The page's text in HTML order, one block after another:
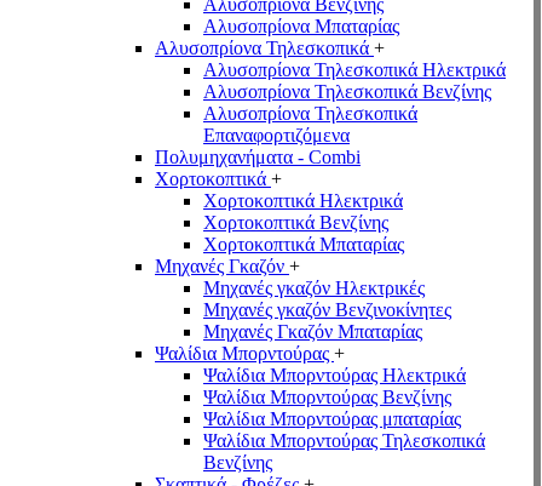
Αλυσοπρίονα Βενζίνης
Αλυσοπρίονα Μπαταρίας
Αλυσοπρίονα Τηλεσκοπικά +
Αλυσοπρίονα Τηλεσκοπικά Ηλεκτρικά
Αλυσοπρίονα Τηλεσκοπικά Βενζίνης
Αλυσοπρίονα Τηλεσκοπικά
Επαναφορτιζόμενα
Πολυμηχανήματα - Combi
Χορτοκοπτικά +
Χορτοκοπτικά Ηλεκτρικά
Χορτοκοπτικά Βενζίνης
Χορτοκοπτικά Μπαταρίας
Μηχανές Γκαζόν +
Μηχανές γκαζόν Ηλεκτρικές
Μηχανές γκαζόν Βενζινοκίνητες
Μηχανές Γκαζόν Μπαταρίας
Ψαλίδια Μπορντούρας +
Ψαλίδια Μπορντούρας Hλεκτρικά
Ψαλίδια Μπορντούρας Βενζίνης
Ψαλίδια Μπορντούρας μπαταρίας
Ψαλίδια Μπορντούρας Τηλεσκοπικά
Βενζίνης